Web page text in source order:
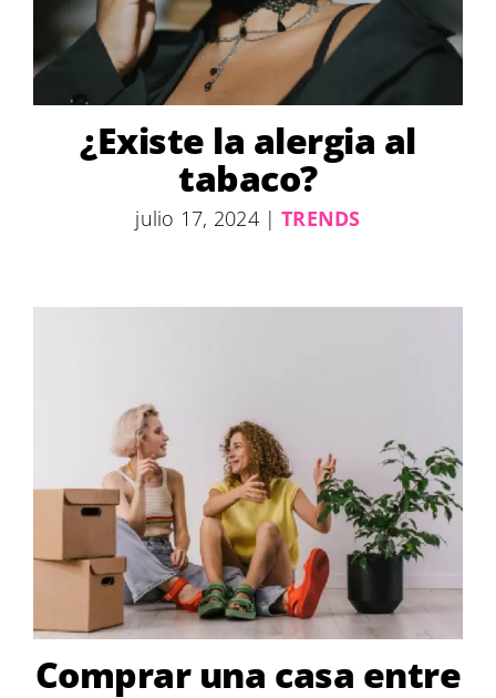
¿Existe la alergia al
tabaco?
julio 17, 2024 | TRENDS
Comprar una casa entre